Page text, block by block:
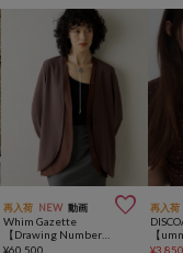
再入荷 NEW 動画 
Whim Gazette
【Drawing Numbers】レイヤードノーカラージャケット
¥60,500
再入荷
¥